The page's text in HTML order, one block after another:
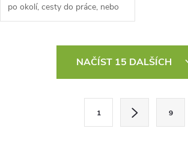
po okolí, cesty do práce, nebo
za přáteli na zahradu? Umíme a
NAČÍST 15 DALŠÍCH
1 9